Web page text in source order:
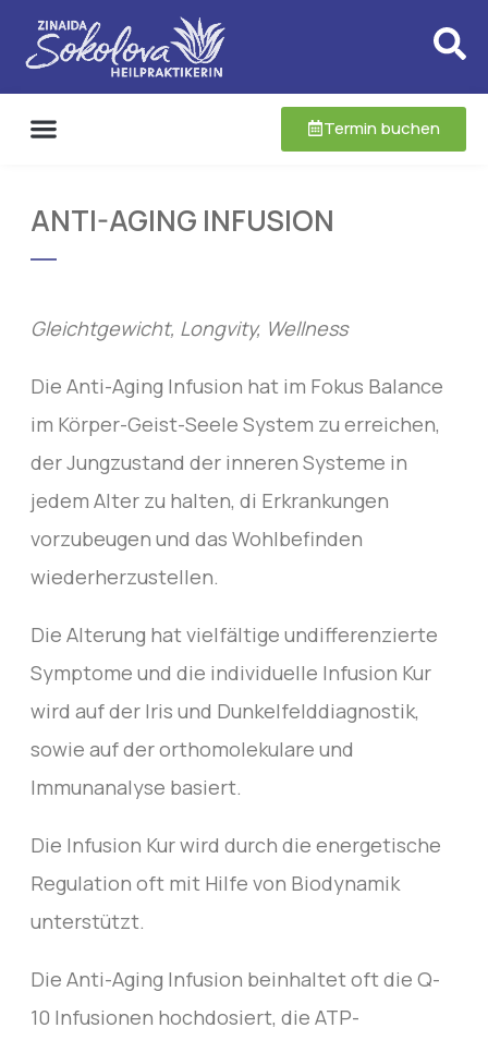
Termin buchen
ANTI-AGING INFUSION
Gleichtgewicht, Longvity, Wellness
Die Anti-Aging Infusion hat im Fokus Balance
im Körper-Geist-Seele System zu erreichen,
der Jungzustand der inneren Systeme in
jedem Alter zu halten, di Erkrankungen
vorzubeugen und das Wohlbefinden
wiederherzustellen.
Die Alterung hat vielfältige undifferenzierte
Symptome und die individuelle Infusion Kur
wird auf der Iris und Dunkelfelddiagnostik,
sowie auf der orthomolekulare und
Immunanalyse basiert.
Die Infusion Kur wird durch die energetische
Regulation oft mit Hilfe von Biodynamik
unterstützt.
Die Anti-Aging Infusion beinhaltet oft die Q-
10 Infusionen hochdosiert, die ATP-